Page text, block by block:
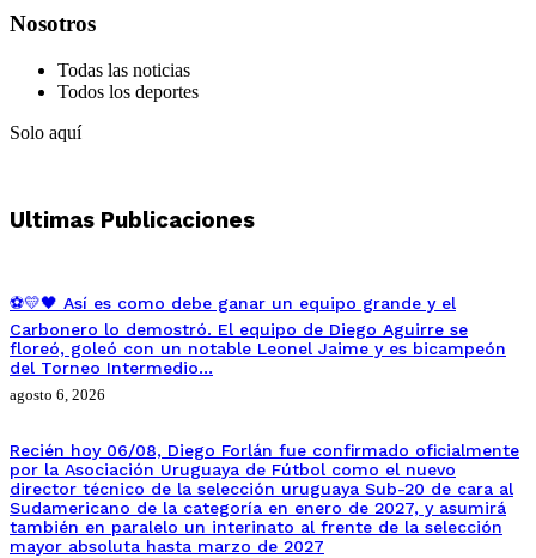
Nosotros
Todas las noticias
Todos los deportes
Solo aquí
Ultimas Publicaciones
⚽💛🖤 Así es como debe ganar un equipo grande y el
Carbonero lo demostró. El equipo de Diego Aguirre se
floreó, goleó con un notable Leonel Jaime y es bicampeón
del Torneo Intermedio…
agosto 6, 2026
Recién hoy 06/08, Diego Forlán fue confirmado oficialmente
por la Asociación Uruguaya de Fútbol como el nuevo
director técnico de la selección uruguaya Sub-20 de cara al
Sudamericano de la categoría en enero de 2027, y asumirá
también en paralelo un interinato al frente de la selección
mayor absoluta hasta marzo de 2027